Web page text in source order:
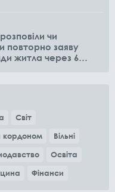
чи
повторно заяву
житла через 6
Світ
кордоном
Вільні
Освіта
Фінанси